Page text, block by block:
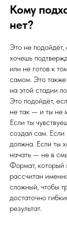
Кому
нет?
Это не
хочешь
или не готов к
самом. Это
на этой стадии
Это подойдёт,
не так — и ты не
Если ты
создал сам. Если
должна. Если ты
начать — не в
Формат, который
рассчитан
сложный, чтобы
достаточно
результат.